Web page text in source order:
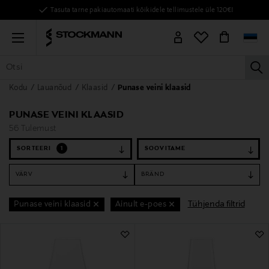
Tasuta tarne pakiautomaati kõikidele tellimustele üle 120€!
Menu
KÕIK TOOTED NAISED MEHED LAPSED
Kodu Lauanõud Klaasid Punase veini klaasid
PUNASE VEINI KLAASID
56 Tulemust
SORTEERI 1
VÄRV BRÄND
Punase veini klaasid Ainult e-poes Tühjenda filtrid